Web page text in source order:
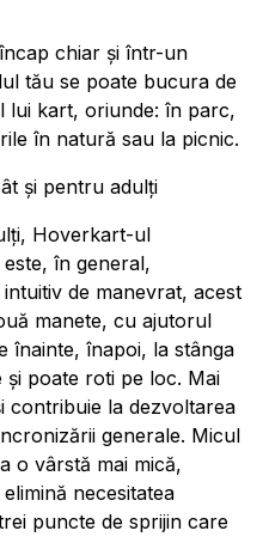
chiar și într-un
tău se poate bucura de
lui kart, oriunde: în parc,
în natură sau la picnic.
și pentru adulți
Hoverkart-ul
în general,
de manevrat, acest
manete, cu ajutorul
înainte, înapoi, la stânga
poate roti pe loc. Mai
contribuie la dezvoltarea
generale. Micul
o vârstă mai mică,
necesitatea
puncte de sprijin care